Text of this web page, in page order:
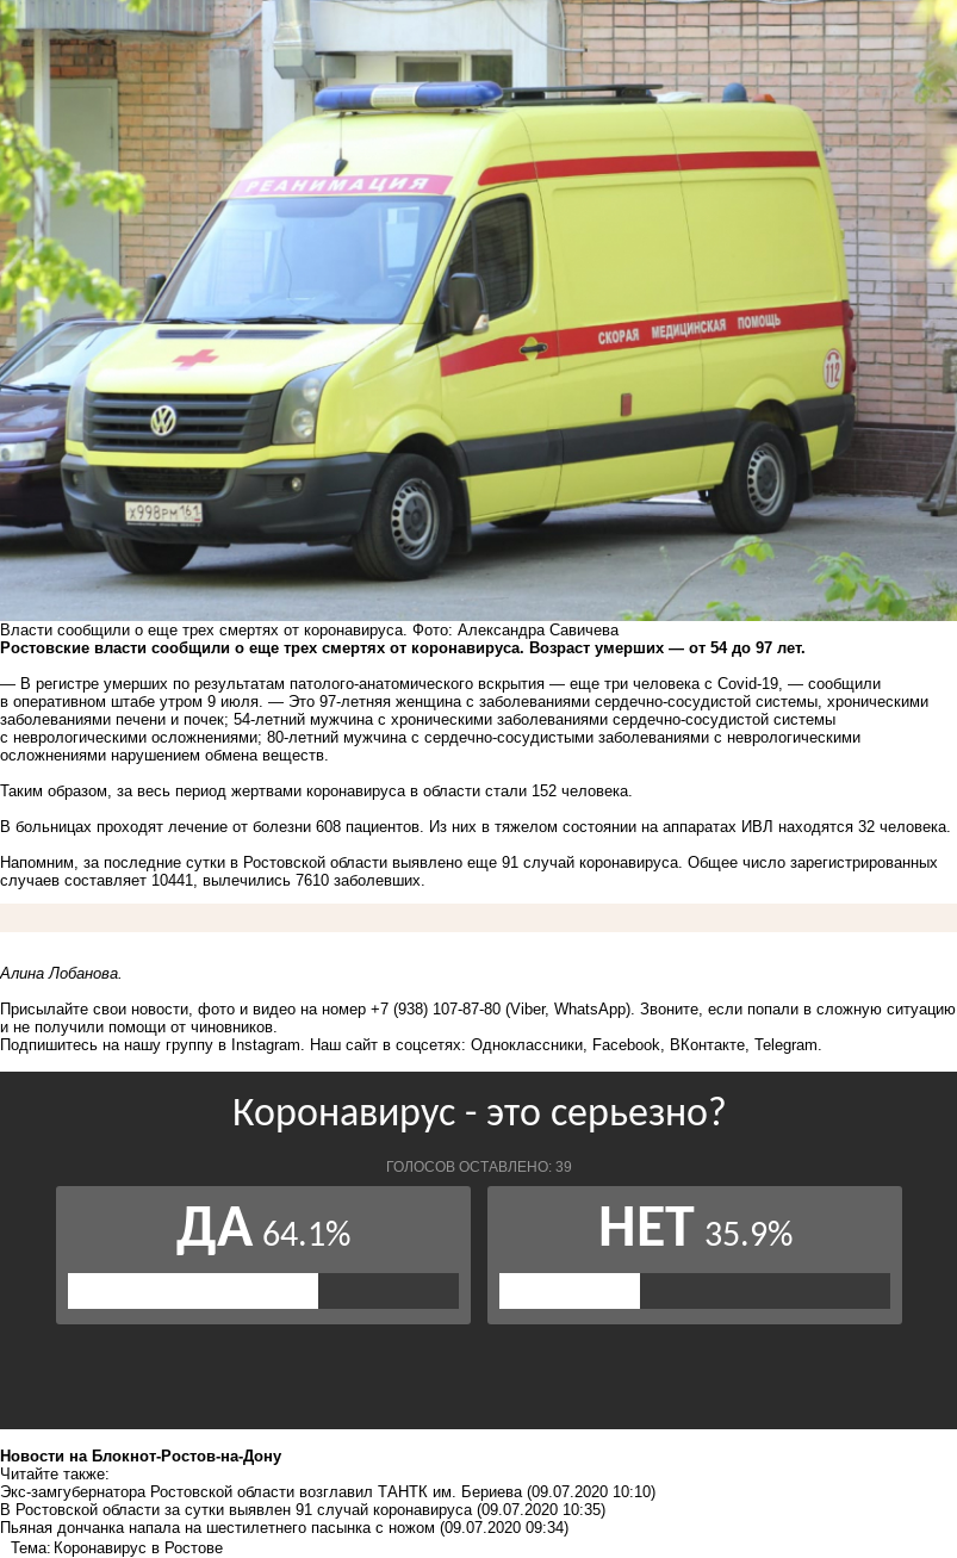
Власти сообщили о еще трех смертях от коронавируса. Фото: Александра Савичева
Ростовские власти сообщили о еще трех смертях от коронавируса. Возраст умерших — от 54 до 97 лет.
— В регистре умерших по результатам патолого-анатомического вскрытия — еще три человека с Covid-19, — сообщили
в оперативном штабе утром 9 июля. — Это 97-летняя женщина с заболеваниями сердечно-сосудистой системы, хроническими
заболеваниями печени и почек; 54-летний мужчина с хроническими заболеваниями сердечно-сосудистой системы
с неврологическими осложнениями; 80-летний мужчина с сердечно-сосудистыми заболеваниями с неврологическими
осложнениями нарушением обмена веществ.
Таким образом, за весь период жертвами коронавируса в области стали 152 человека.
В больницах проходят лечение от болезни 608 пациентов. Из них в тяжелом состоянии на аппаратах ИВЛ находятся 32 человека.
Напомним, за последние сутки в Ростовской области выявлено еще 91 случай коронавируса. Общее число зарегистрированных
случаев составляет 10441, вылечились 7610 заболевших.
Алина Лобанова.
Присылайте свои новости, фото и видео на номер +7 (938) 107-87-80 (Viber, WhatsApp). Звоните, если попали в сложную ситуацию
и не получили помощи от чиновников.
Подпишитесь на нашу группу в Instagram . Наш сайт в соцсетях: Одноклассники Facebook ВКонтакте Telegram
Новости на Блoкнoт-Ростов-на-Дону
Читайте также:
Экс-замгубернатора Ростовской области возглавил ТАНТК им. Бериева (09.07.2020 10:10)
В Ростовской области за сутки выявлен 91 случай коронавируса (09.07.2020 10:35)
Пьяная дончанка напала на шестилетнего пасынка с ножом (09.07.2020 09:34)
Тема: Коронавирус в Ростове